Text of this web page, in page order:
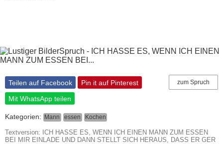
zum Spruch
Teilen auf Facebook
Pin it auf Pinterest
Mit WhatsApp teilen
Kategorien: Mann essen Kochen
Textversion: ICH HASSE ES, WENN ICH EINEN MANN ZUM ESSEN
BEI MIR EINLADE UND DANN STELLT SICH HERAUS, DASS ER GER